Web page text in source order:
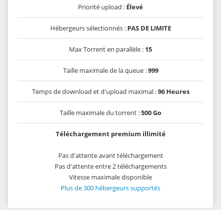
Priorité upload : Élevé
Hébergeurs sélectionnés : PAS DE LIMITE
Max Torrent en parallèle : 15
Taille maximale de la queue :999
Temps de download et d'upload maximal :96 Heures
Taille maximale du torrent :500 Go
Téléchargement premium illimité
Pas d'attente avant téléchargement
Pas d'attente entre 2 téléchargements
Vitesse maximale disponible
Plus de 300 hébergeurs supportés